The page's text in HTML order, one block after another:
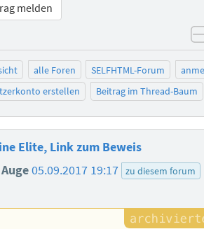
melden
alle Foren SELFHTML-Forum
erstellen
Beitrag im Thread-Baum
Elite, Link zum Beweis
05.09.2017 19:17 zu diesem forum